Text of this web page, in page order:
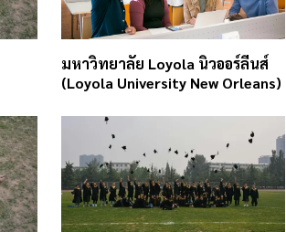
มหาวิทยาลัย Loyola นิวออร์ลีนส์
(Loyola University New Orleans)